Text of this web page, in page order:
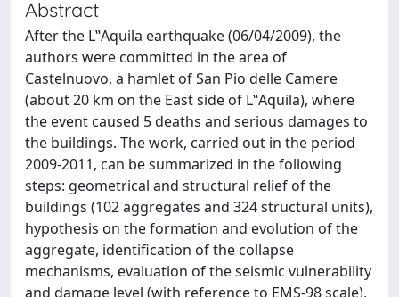
Abstract
After the L‟Aquila earthquake (06/04/2009), the
authors were committed in the area of
Castelnuovo, a hamlet of San Pio delle Camere
(about 20 km on the East side of L‟Aquila), where
the event caused 5 deaths and serious damages to
the buildings. The work, carried out in the period
2009-2011, can be summarized in the following
steps: geometrical and structural relief of the
buildings (102 aggregates and 324 structural units),
hypothesis on the formation and evolution of the
aggregate, identification of the collapse
mechanisms, evaluation of the seismic vulnerability
and damage level (with reference to EMS-98 scale),